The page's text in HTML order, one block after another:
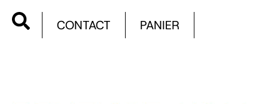
CONTACT PANIER